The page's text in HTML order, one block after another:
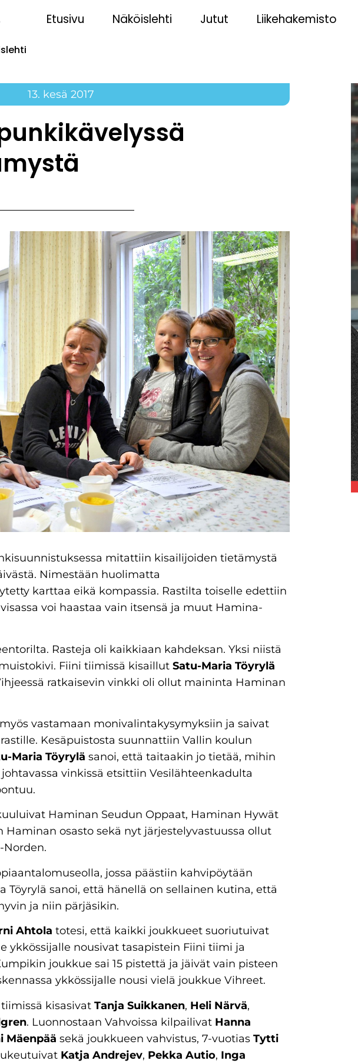
Etusivu Näköislehti Jutut Liikehakemisto
13. kesä 2017
mitattiin kisailijoiden tietämystä
Nimestään huolimatta
karttaa eikä kompassia. Rastilta toiselle edettiin
voi haastaa vain itsensä ja muut Hamina-
Rasteja oli kaikkiaan kahdeksan. Yksi niistä
Fiini tiimissä kisaillut Satu-Maria Töyrylä
ratkaisevin vinkki oli ollut maininta Haminan
vastamaan monivalintakysymyksiin ja saivat
Kesäpuistosta suunnattiin Vallin koulun
Maria Töyrylä sanoi, että taitaakin jo tietää, mihin
vinkissä etsittiin Vesilähteenkadulta
Haminan Seudun Oppaat, Haminan Hywät
Haminan osasto sekä nyt järjestelyvastuussa ollut
Norden.
jossa päästiin kahvipöytään
Töyrylä sanoi, että hänellä on sellainen kutina, että
ja niin pärjäsikin.
Ahtola totesi, että kaikki joukkueet suoriutuivat
ykkössijalle nousivat tasapistein Fiini tiimi ja
joukkue sai 15 pistettä ja jäivät vain pisteen
ykkössijalle nousi vielä joukkue Vihreet.
kisasivat Tanja Suikkanen, Heli Närvä,
. Luonnostaan Vahvoissa kilpailivat Hanna
Mäenpää sekä joukkueen vahvistus, 7-vuotias Tytti
Katja Andrejev, Pekka Autio, Inga